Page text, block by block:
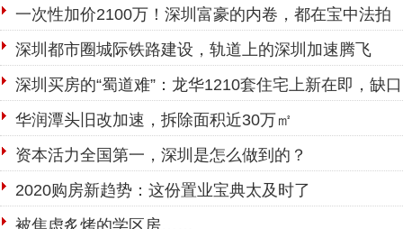
一次性加价2100万！深圳富豪的内卷，都在宝中法拍
豪宅里了……
深圳都市圈城际铁路建设，轨道上的深圳加速腾飞
深圳买房的“蜀道难”：龙华1210套住宅上新在即，缺口
将打开
华润潭头旧改加速，拆除面积近30万㎡
资本活力全国第一，深圳是怎么做到的？
2020购房新趋势：这份置业宝典太及时了
被焦虑炙烤的学区房……